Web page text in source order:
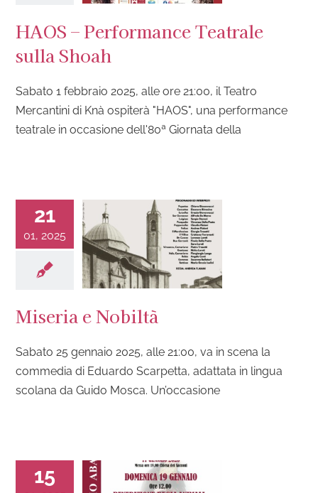
HAOS – Performance Teatrale
sulla Shoah
Sabato 1 febbraio 2025, alle ore 21:00, il Teatro
Mercantini di Knà ospiterà "HAOS", una performance
teatrale in occasione dell'80ª Giornata della
21
01, 2025
Miseria e Nobiltà
Sabato 25 gennaio 2025, alle 21:00, va in scena la
commedia di Eduardo Scarpetta, adattata in lingua
scolana da Guido Mosca. Un’occasione
15